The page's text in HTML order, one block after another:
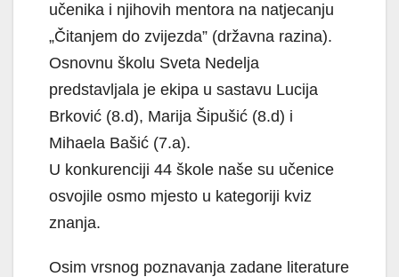
učenika i njihovih mentora na natjecanju
„Čitanjem do zvijezda” (državna razina).
Osnovnu školu Sveta Nedelja
predstavljala je ekipa u sastavu Lucija
Brković (8.d), Marija Šipušić (8.d) i
Mihaela Bašić (7.a).
U konkurenciji 44 škole naše su učenice
osvojile osmo mjesto u kategoriji kviz
znanja.
Osim vrsnog poznavanja zadane literature